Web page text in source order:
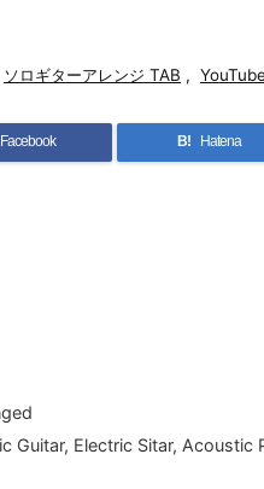
ソロギターアレンジ TAB ,
Facebook B! Hatena
Guitar, Electric Sitar, Acoustic